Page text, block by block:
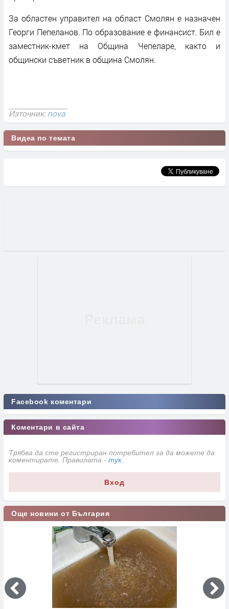
За областен управител на област Смолян е назначен
Георги Пепеланов. По образование е финансист. Бил е
заместник-кмет на Община Чепеларе, както и
общински съветник в община Смолян.
Източник:nova
Видеа по темата
Facebook коментари
Коментари в сайта
Трябва да сте регистриран потребител за да можете да
коментирате. Правилата - тук
Вход
Още новини от България